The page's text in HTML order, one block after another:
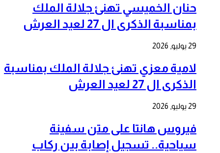
حنان الخميسي تهنئ جلالة الملك
بمناسبة الذكرى ال 27 لعيد العرش
29 يوليو, 2026
لامية معزي تهنئ جلالة الملك بمناسبة
الذكرى ال 27 لعيد العرش
29 يوليو, 2026
فيروس هانتا على متن سفينة
سياحية.. تسجيل إصابة بين ركاب